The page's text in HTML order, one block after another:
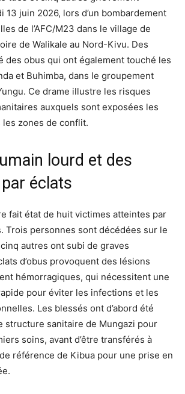
13 juin 2026, lors d’un bombardement
de l’AFC/M23 dans le village de
de Walikale au Nord-Kivu. Des
des obus qui ont également touché les
et Buhimba, dans le groupement
Ce drame illustre les risques
auxquels sont exposées les
les zones de conflit.
lourd et des
éclats
fait état de huit victimes atteintes par
Trois personnes sont décédées sur le
autres ont subi de graves
d’obus provoquent des lésions
hémorragiques, qui nécessitent une
pour éviter les infections et les
Les blessés ont d’abord été
structure sanitaire de Mungazi pour
soins, avant d’être transférés à
référence de Kibua pour une prise en